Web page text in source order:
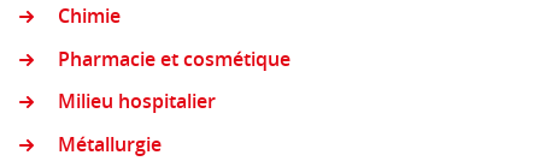
Chimie
Pharmacie et cosmétique
Milieu hospitalier
Métallurgie